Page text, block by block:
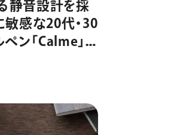
静音設計を採
敏感な20代・30
ン「Calme」
発売開始